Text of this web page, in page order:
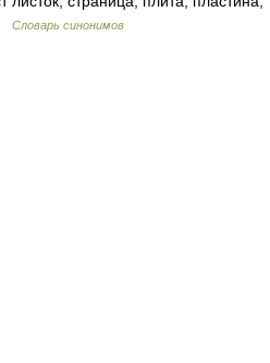
Словарь синонимов